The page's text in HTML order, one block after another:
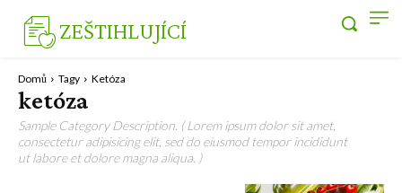
ZEŠTIHLUJÍCÍ
Domů Tagy Ketóza
ketóza
Sample Category Description. ( Lorem ipsum dolor sit amet,
consectetur adipisicing elit, sed do eiusmod tempor incididunt
ut labore et dolore magna aliqua. )